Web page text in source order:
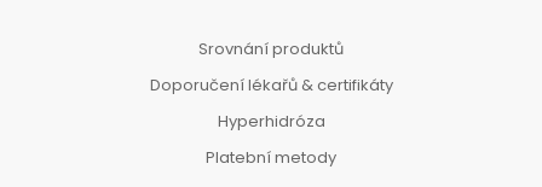
Srovnání produktů
Doporučení lékařů & certifikáty
Hyperhidróza
Platební metody